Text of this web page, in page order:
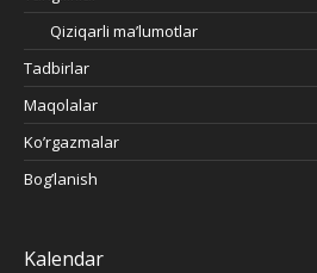
Qiziqarli ma’lumotlar
Tadbirlar
Maqolalar
Ko’rgazmalar
Bog’lanish
Kalendar